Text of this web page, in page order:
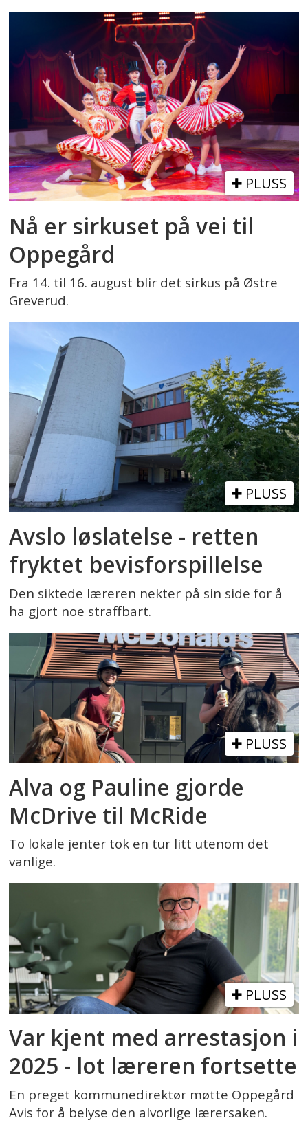
PLUSS
Nå er sirkuset på vei til
Oppegård
Fra 14. til 16. august blir det sirkus på Østre
Greverud.
PLUSS
Avslo løslatelse - retten
fryktet bevisforspillelse
Den siktede læreren nekter på sin side for å
ha gjort noe straffbart.
PLUSS
Alva og Pauline gjorde
McDrive til McRide
To lokale jenter tok en tur litt utenom det
vanlige.
PLUSS
Var kjent med arrestasjon i
2025 - lot læreren fortsette
En preget kommunedirektør møtte Oppegård
Avis for å belyse den alvorlige lærersaken.